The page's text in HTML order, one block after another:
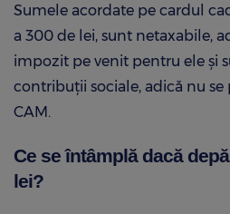
Sumele acordate pe cardul
a 300 de lei, sunt netaxabile,
impozit pe venit pentru ele și
contribuții sociale, adică nu se
CAM.
Ce se întâmplă dacă
lei?